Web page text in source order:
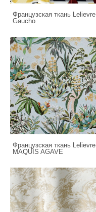
Французская ткань Lelievre
Gaucho
Французская ткань Lelievre
MAQUIS AGAVE